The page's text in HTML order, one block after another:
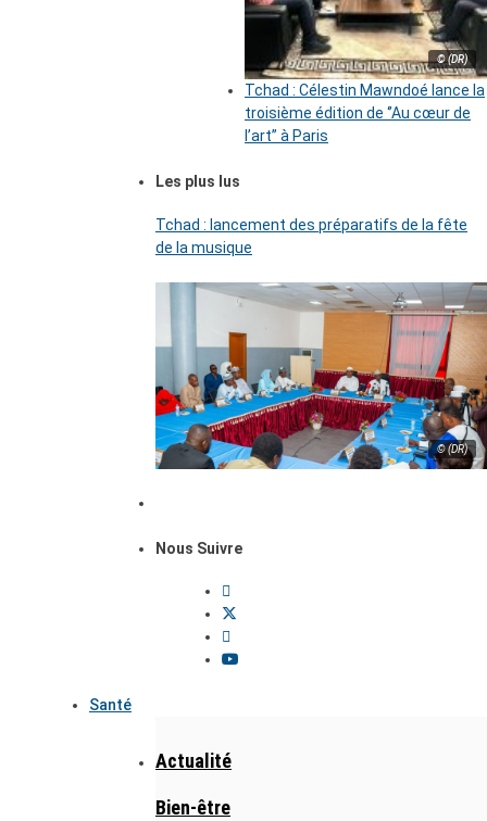
© (DR)
Tchad : Célestin Mawndoé lance la
troisième édition de ‘’Au cœur de
l’art’’ à Paris
Les plus lus
Tchad : lancement des préparatifs de la fête
de la musique
© (DR)
Nous Suivre
Santé
Actualité
Bien-être